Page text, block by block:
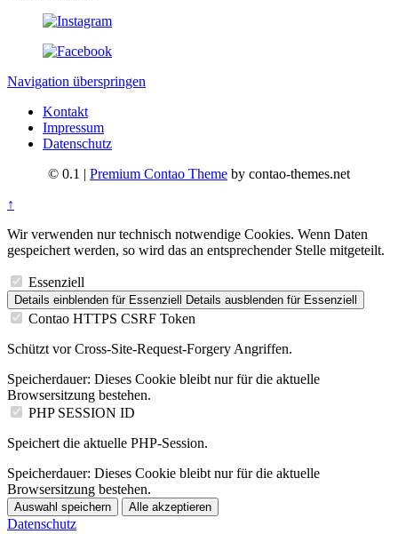
Navigation überspringen
Kontakt
Impressum
Datenschutz
© 0.1 | Premium Contao Theme by contao-themes.net
↑
Wir verwenden nur technisch notwendige Cookies. Wenn Daten
gespeichert werden, so wird das an entsprechender Stelle mitgeteilt.
Essenziell
Details einblenden für Essenziell Details ausblenden für Essenziell
Contao HTTPS CSRF Token
Schützt vor Cross-Site-Request-Forgery Angriffen.
Speicherdauer: Dieses Cookie bleibt nur für die aktuelle
Browsersitzung bestehen.
PHP SESSION ID
Speichert die aktuelle PHP-Session.
Speicherdauer: Dieses Cookie bleibt nur für die aktuelle
Browsersitzung bestehen.
Auswahl speichern Alle akzeptieren
Datenschutz